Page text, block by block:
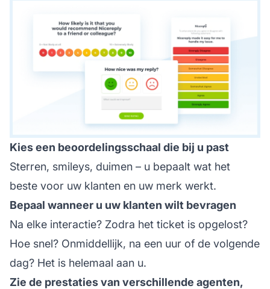
Kies een beoordelingsschaal die bij u past
Sterren, smileys, duimen – u bepaalt wat het
beste voor uw klanten en uw merk werkt.
Bepaal wanneer u uw klanten wilt bevragen
Na elke interactie? Zodra het ticket is opgelost?
Hoe snel? Onmiddellijk, na een uur of de volgende
dag? Het is helemaal aan u.
Zie de prestaties van verschillende agenten,